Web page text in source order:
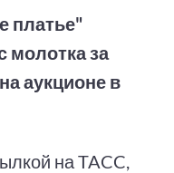
платье"
за
аукционе в
на TACC,